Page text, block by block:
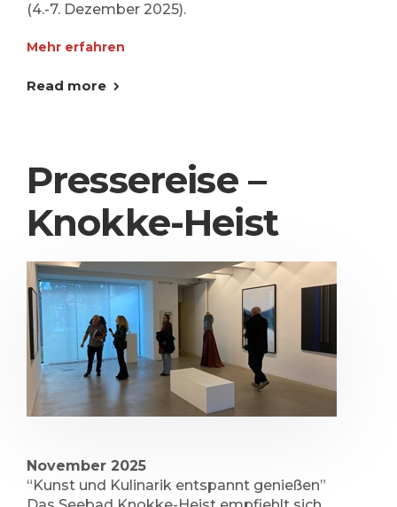
(4.-7. Dezember 2025).
Mehr erfahren
Read more
Pressereise –
Knokke-Heist
November 2025
“Kunst und Kulinarik entspannt genießen”